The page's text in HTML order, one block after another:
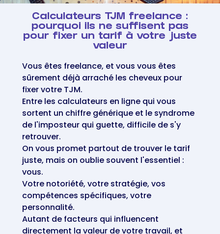
Calculateurs TJM freelance :
pourquoi ils ne suffisent pas
pour fixer un tarif à votre juste
valeur
Vous êtes freelance, et vous vous êtes
sûrement déjà arraché les cheveux pour
fixer votre TJM.
Entre les calculateurs en ligne qui vous
sortent un chiffre générique et le syndrome
de l'imposteur qui guette, difficile de s'y
retrouver.
On vous promet partout de trouver le tarif
juste, mais on oublie souvent l'essentiel :
vous.
Votre notoriété, votre stratégie, vos
compétences spécifiques, votre
personnalité.
Autant de facteurs qui influencent
directement la valeur de votre travail, et